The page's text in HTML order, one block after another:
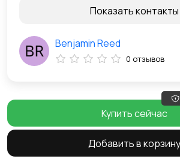
Показать контакты
Benjamin Reed
0 отзывов
Купить сейчас
Добавить в корзину